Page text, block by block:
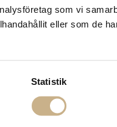
som vi
eller som de
Statistik
Fotokonst -